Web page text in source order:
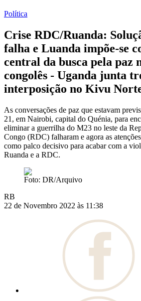
Política
Crise RDC/Ruanda:
falha e Luanda impõe-se
central da busca pela paz
congolês - Uganda junta
interposição no Kivu
As conversações de paz que estavam
21, em Nairobi, capital do Quénia, para
eliminar a guerrilha do M23 no leste da
Congo (RDC) falharam e agora as
como palco decisivo para acabar com a
Ruanda e a RDC.
Foto: DR/Arquivo
RB
22 de Novembro 2022 às 11:38